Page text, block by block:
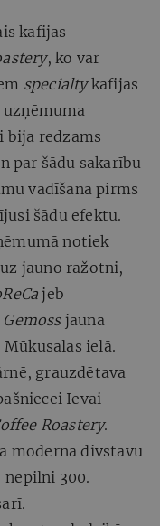
kafijas
, ko var
specialtykafijas
bija redzams
par šādu sakarību
vadīšana pirms
šādu efektu.
notiek
jauno ražotni,
jeb
Gemossjaunā
ielā.
grauzdētava
Ievai
Roastery.
moderna divstāvu
300.